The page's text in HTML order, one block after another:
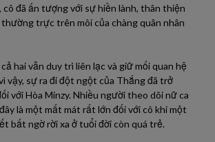
đã ấn tượng với sự hiền lành, thân thiện
trực trên môi của chàng quân nhân
hai vẫn duy trì liên lạc và giữ mối quan hệ
vậy, sự ra đi đột ngột của Thắng đã trở
với Hòa Minzy. Nhiều người theo dõi nữ ca
là một mất mát rất lớn đối với cô khi một
bất ngờ rời xa ở tuổi đời còn quá trẻ.